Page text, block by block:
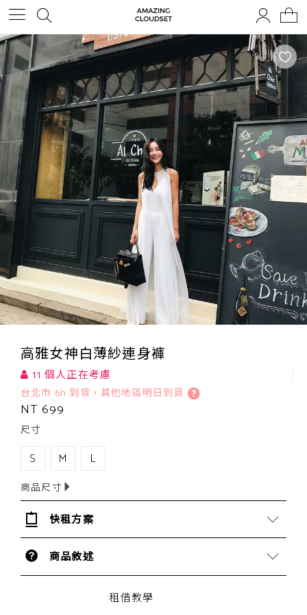
高雅女神白薄紗連身褲
11 個人正在考慮
台北市 6h 到貨，其他地區明日到貨
NT 699
尺寸
S M L
商品尺寸
快租方案
商品敘述
租借教學